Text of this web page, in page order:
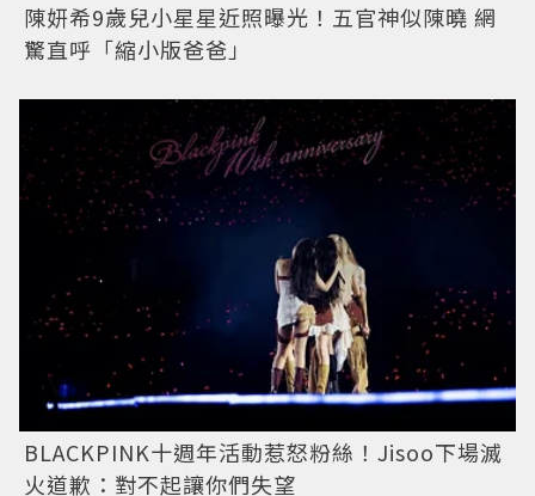
陳妍希9歲兒小星星近照曝光！五官神似陳曉 網
驚直呼「縮小版爸爸」
BLACKPINK十週年活動惹怒粉絲！Jisoo下場滅
火道歉：對不起讓你們失望